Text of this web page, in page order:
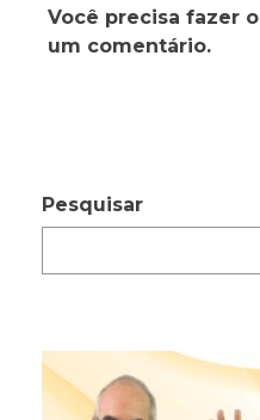
Você precisa fazer o
um comentário.
Pesquisar